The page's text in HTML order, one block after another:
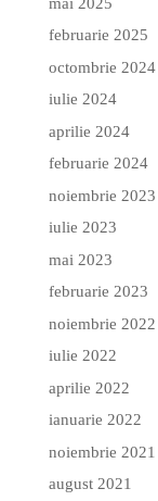
februarie 2025
octombrie 2024
iulie 2024
aprilie 2024
februarie 2024
noiembrie 2023
iulie 2023
mai 2023
februarie 2023
noiembrie 2022
iulie 2022
aprilie 2022
ianuarie 2022
noiembrie 2021
august 2021